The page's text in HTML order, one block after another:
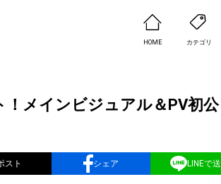
HOME カテゴリ
！メインビジュアル＆PV初公
スト シェア LINEで